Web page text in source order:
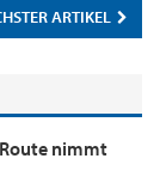
ARTIKEL
nimmt